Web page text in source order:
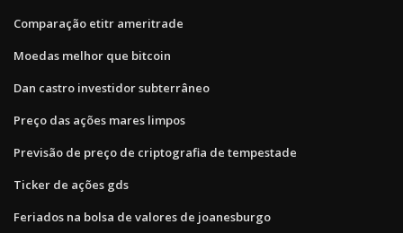
Comparação etitr ameritrade
Moedas melhor que bitcoin
Dan castro investidor subterrâneo
Preço das ações mares limpos
Previsão de preço de criptografia de tempestade
Ticker de ações gds
Feriados na bolsa de valores de joanesburgo